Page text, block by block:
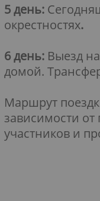
5 день:
окрестностях.
6 день: Выезд
домой.
Маршрут
зависимости
участников и